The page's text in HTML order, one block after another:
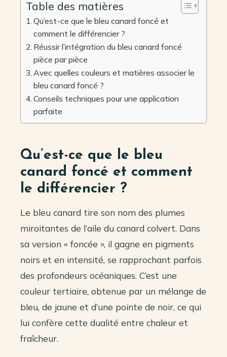
Table des matières
Qu’est-ce que le bleu canard foncé et
comment le différencier ?
Réussir l’intégration du bleu canard foncé
pièce par pièce
Avec quelles couleurs et matières associer le
bleu canard foncé ?
Conseils techniques pour une application
parfaite
Qu’est-ce que le bleu
canard foncé et comment
le différencier ?
Le bleu canard tire son nom des plumes
miroitantes de l’aile du canard colvert. Dans
sa version « foncée », il gagne en pigments
noirs et en intensité, se rapprochant parfois
des profondeurs océaniques. C’est une
couleur tertiaire, obtenue par un mélange de
bleu, de jaune et d’une pointe de noir, ce qui
lui confère cette dualité entre chaleur et
fraîcheur.